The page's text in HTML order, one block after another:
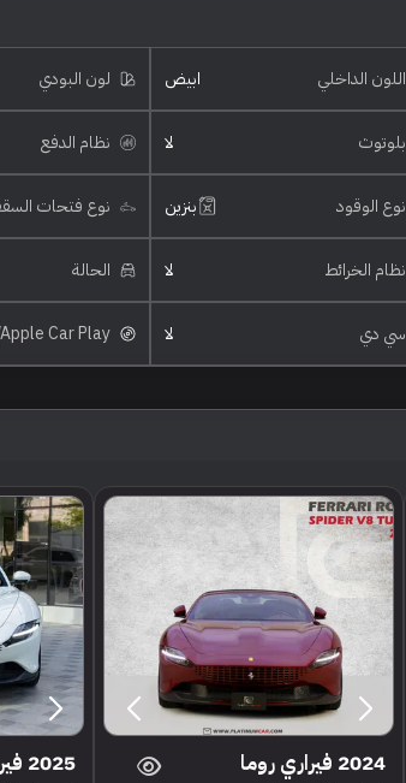
اللون الداخلي ابيض لون البودي
بلوتوث لا نظام الدفع
نوع الوقود بنزين نوع فتحات
نظام الخرائط لا الحالة
سي دي لا
2024 فيراري روما 2025 فيراري روما